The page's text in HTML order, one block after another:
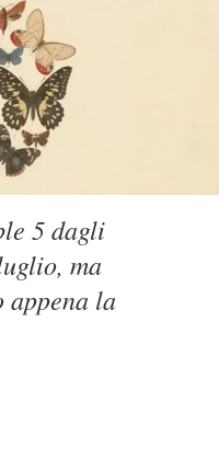
5 dagli
ma
appena la